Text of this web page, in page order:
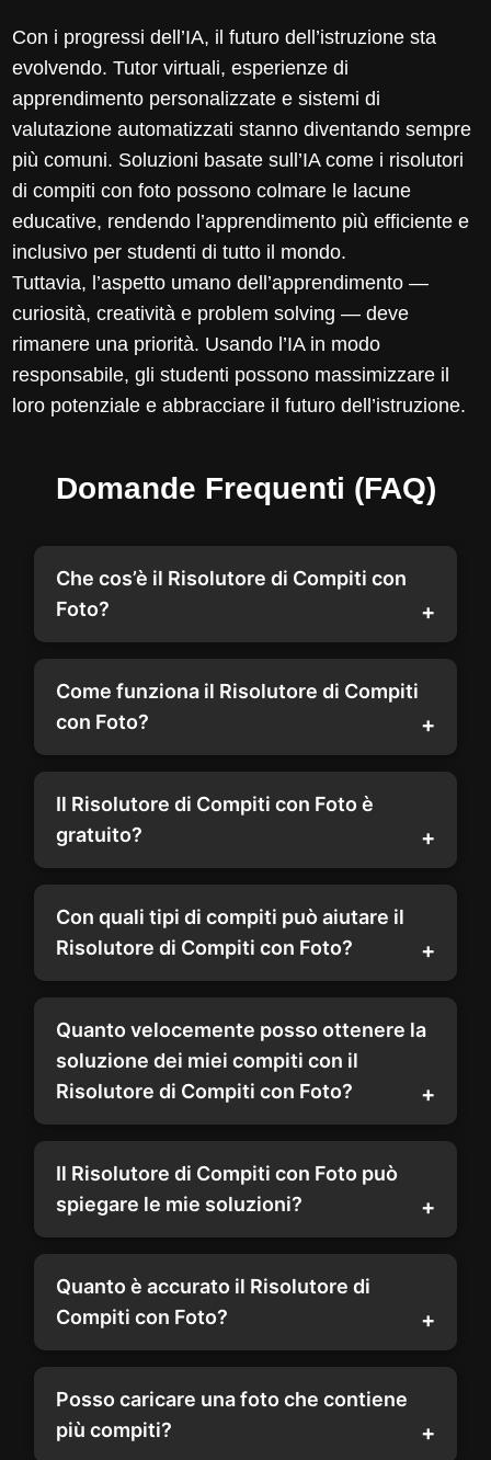
Con i progressi dell’IA, il futuro dell’istruzione sta
evolvendo. Tutor virtuali, esperienze di
apprendimento personalizzate e sistemi di
valutazione automatizzati stanno diventando sempre
più comuni. Soluzioni basate sull’IA come i risolutori
di compiti con foto possono colmare le lacune
educative, rendendo l’apprendimento più efficiente e
inclusivo per studenti di tutto il mondo.
Tuttavia, l’aspetto umano dell’apprendimento —
curiosità, creatività e problem solving — deve
rimanere una priorità. Usando l’IA in modo
responsabile, gli studenti possono massimizzare il
loro potenziale e abbracciare il futuro dell’istruzione.
Domande Frequenti (FAQ)
Che cos’è il Risolutore di Compiti con
Foto?
Come funziona il Risolutore di Compiti
con Foto?
Il Risolutore di Compiti con Foto è
gratuito?
Con quali tipi di compiti può aiutare il
Risolutore di Compiti con Foto?
Quanto velocemente posso ottenere la
soluzione dei miei compiti con il
Risolutore di Compiti con Foto?
Il Risolutore di Compiti con Foto può
spiegare le mie soluzioni?
Quanto è accurato il Risolutore di
Compiti con Foto?
Posso caricare una foto che contiene
più compiti?